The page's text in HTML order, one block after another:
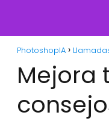
PhotoshopIA
Mejora